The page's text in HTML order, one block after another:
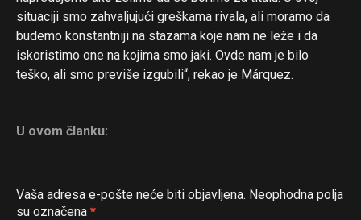
situaciji smo zahvaljujući greškama rivala, ali moramo da
budemo konstantniji na stazama koje nam ne leže i da
iskoristimo one na kojima smo jaki. Ovde nam je bilo
teško, ali smo previše izgubili“, rekao je Márquez.
U ovom članku:
Vaša adresa e-pošte neće biti objavljena. Neophodna polja
su označena *